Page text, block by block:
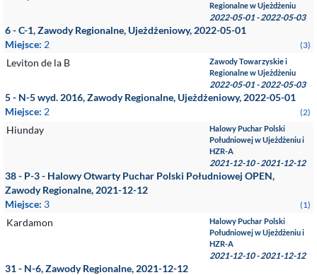
Regionalne w Ujeżdżeniu
2022-05-01 - 2022-05-03
6 - C-1, Zawody Regionalne, Ujeżdżeniowy, 2022-05-01
Miejsce: 2 (3)
Leviton de la B
Zawody Towarzyskie i
Regionalne w Ujeżdżeniu
2022-05-01 - 2022-05-03
5 - N-5 wyd. 2016, Zawody Regionalne, Ujeżdżeniowy, 2022-05-01
Miejsce: 2 (2)
Hiunday
Halowy Puchar Polski
Południowej w Ujeżdżeniu i
HZR-A
2021-12-10 - 2021-12-12
38 - P-3 - Halowy Otwarty Puchar Polski Południowej OPEN,
Zawody Regionalne, 2021-12-12
Miejsce: 3 (1)
Kardamon
Halowy Puchar Polski
Południowej w Ujeżdżeniu i
HZR-A
2021-12-10 - 2021-12-12
31 - N-6, Zawody Regionalne, 2021-12-12